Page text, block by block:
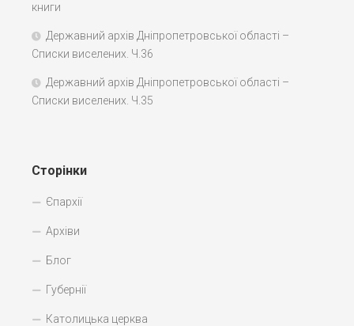
книги
Державний архів Дніпропетровської області –
Списки виселених. Ч.36
Державний архів Дніпропетровської області –
Списки виселених. Ч.35
Сторінки
Єпархії
Архіви
Блог
Губернії
Католицька церква